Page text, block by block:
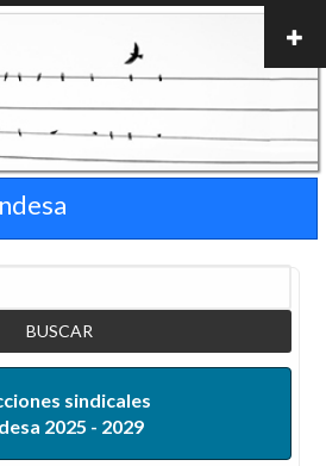
sindicales
2025 - 2029